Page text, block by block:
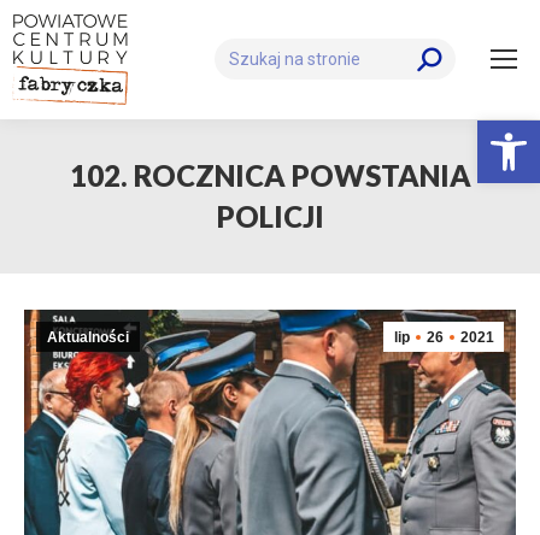
Szukaj:
102. ROCZNICA POWSTANIA
POLICJI
lip 26 2021
Aktualności